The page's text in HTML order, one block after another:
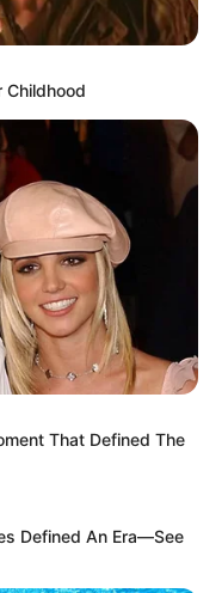
obtidas através das
a presença de
de uma funcionária de
se comprometendo
Childhood
That Defined The
Defined An Era—See